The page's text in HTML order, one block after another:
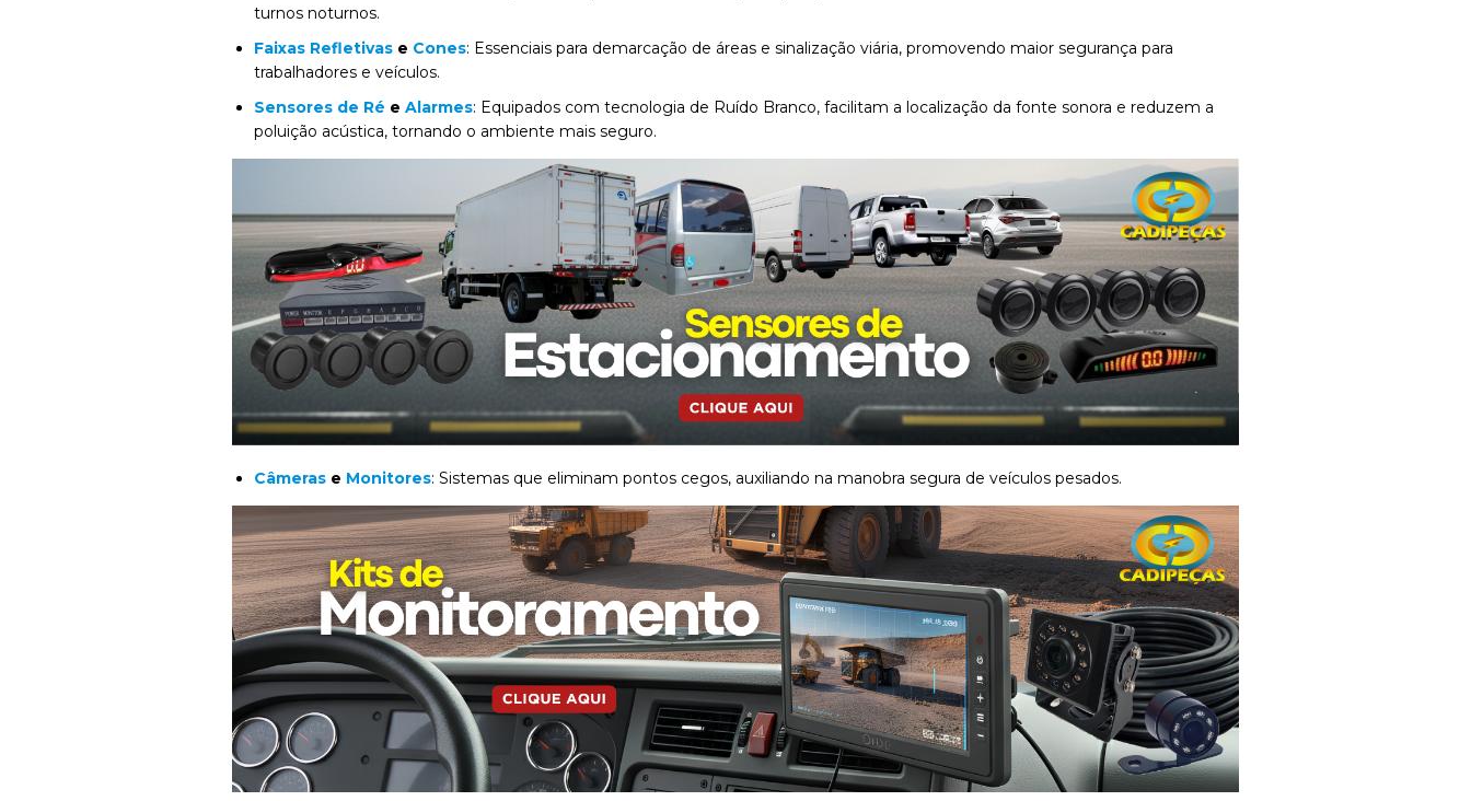
turnos noturnos.
Faixas Refletivas e Cones: Essenciais para demarcação de áreas e sinalização viária, promovendo maior segurança para
trabalhadores e veículos.
Sensores de Ré e Alarmes: Equipados com tecnologia de Ruído Branco, facilitam a localização da fonte sonora e reduzem a
poluição acústica, tornando o ambiente mais seguro.
Câmeras e Monitores: Sistemas que eliminam pontos cegos, auxiliando na manobra segura de veículos pesados.